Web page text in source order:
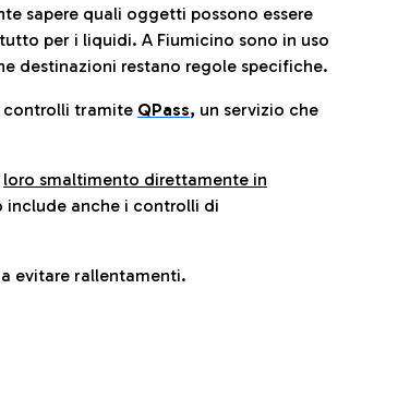
sapere quali oggetti possono essere
per i liquidi. A Fiumicino sono in uso
destinazioni restano regole specifiche.
controlli tramite QPass, un servizio che
loro smaltimento direttamente in
include anche i controlli di
evitare rallentamenti.